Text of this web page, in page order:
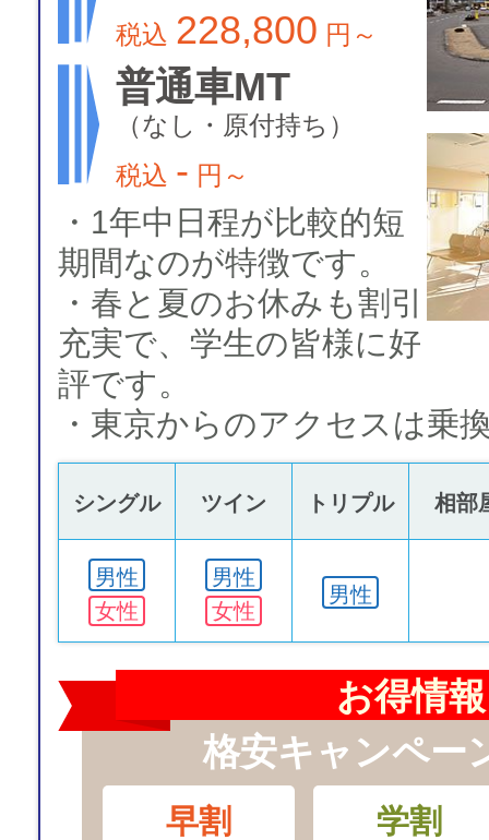
税込 228,800 円～
普通車MT
（なし・原付持ち）
税込 - 円～
・1年中日程が比較的短
期間なのが特徴です。
・春と夏のお休みも割引
充実で、学生の皆様に好
評です。
・東京からのアクセスは乗
シングル ツイン トリプル 相部
男性
女性
男性
女性
男性
お得情報
格安キャンペー
早割 学割